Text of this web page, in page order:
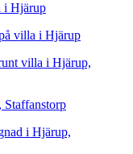
i Hjärup
villa i Hjärup
villa i Hjärup,
Staffanstorp
i Hjärup,